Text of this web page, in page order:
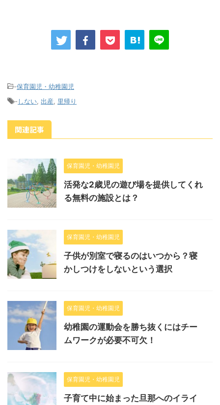
-保育園児・幼稚園児
-しない, 出産, 里帰り
関連記事
保育園児・幼稚園児
活発な2歳児の遊び場を提供してくれ
る無料の施設とは？
保育園児・幼稚園児
子供が別室で寝るのはいつから？寝
かしつけをしないという選択
保育園児・幼稚園児
幼稚園の運動会を勝ち抜くにはチー
ムワークが必要不可欠！
保育園児・幼稚園児
子育て中に始まった旦那へのイライ